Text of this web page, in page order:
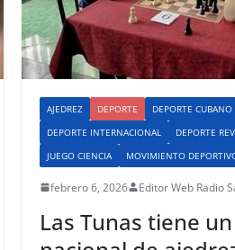
AJEDREZ DEPORTE
DEPORTE CUBANO
DEPORTE INTERNACIONAL
DEPORTE
JUEGO CIENCIA
MOVIMIENTO
febrero 6, 2026 Editor Web Radio
Las Tunas tiene